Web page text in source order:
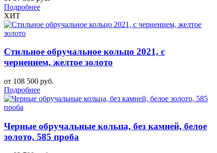
Подробнее
ХИТ
Стильное обручальное кольцо 2021, с
чернением, желтое золото
от 108 500 руб.
Подробнее
Черные обручальные кольца, без камней, белое
золото, 585 проба